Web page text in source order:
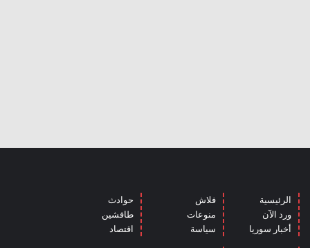
الرئيسية
ورد الآن
أخبار سوريا
فلاش
منوعات
سياسة
حوادث
طافشين
اقتصاد